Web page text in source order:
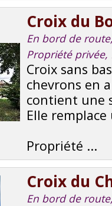
Croix du
En bord de
Propriété privée,
Croix sans
chevrons en
contient une
Elle
Propriété ...
Croix du
En bord de